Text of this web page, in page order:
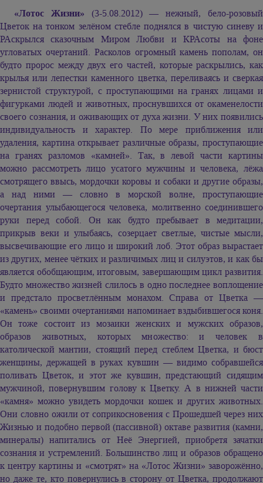
«Лотос Жизни» (3-5.08.2012) — нежный, бело-розовый
Цветок на тонком зелёном стебле поднялся в чистую синеву и
РАскрылся сказочным Миром Любви и КРАсоты на фоне
угловатых очертаний. Расколов огромный камень пополам, он
будто пророс между двух его частей, которые раскрылись, как
крылья или лепестки каменного цветка, переливаясь и сверкая
зернистой структурой, с проступающими на гранях лицами и
фигурками людей и животных, проснувшихся от окаменелости
своего сознания, и оживающих от духа жизни. У них появились
индивидуальность и характер. По мере приближения или
удаления, картина открывает различные образы, проступающие
на гранях разломов «камней». Так, в левой части картины
можно рассмотреть лицо усатого мужчины и человека, лёжа
смотрящего ввысь, мордочки коровы и собаки и другие образы,
а над ними — словно в морской волне, проступающие
очертания улыбающегося человека, молитвенно соединившего
руки перед собой. Он как будто пребывает в медитации,
прикрыв веки и улыбаясь, созерцает светлые, чистые мысли,
высвечивающие его лицо и широкий лоб. Этот образ вырастает
из других, менее чётких и различимых лиц и силуэтов, и как бы
является обобщающим, итоговым, завершающим цикл развития.
Будто множество жизней слилось в одно последнее воплощение
и предстало просветлённым монахом. Справа от Цветка —
«камень» своими очертаниями напоминает вздыбившегося коня.
Он тоже состоит из мозаики женских и мужских образов,
образов животных, которых множество: и человек в
католической мантии, стоящий перед стеблем Цветка, и бюст
женщины, держащей в руках кувшин — видимо собравшейся
поливать Цветок, и этот же кувшин, предстающий сидящим
мужчиной, повернувшим голову к Цветку. А в нижней части
«камня» можно увидеть мордочки кошек и других животных.
Они словно ожили от соприкосновения с Прошедшей через них
Жизнью и подобно первой (пассивной) октаве развития (камни,
минералы) напитались от Неё Энергией, приобретя зачатки
сознания и устремлений. Большинство лиц и образов обращено
к центру картины и «смотрят» на «Лотос Жизни» заворожённо,
но даже те, кто повернулись в сторону от Цветка, продолжают